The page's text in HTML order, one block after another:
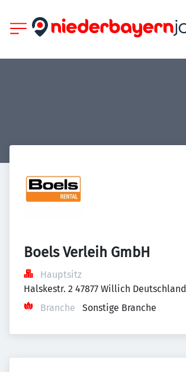
Boels Verleih GmbH
Hauptsitz
Halskestr. 2 47877 Willich Deutschland
Branche
Sonstige Branche